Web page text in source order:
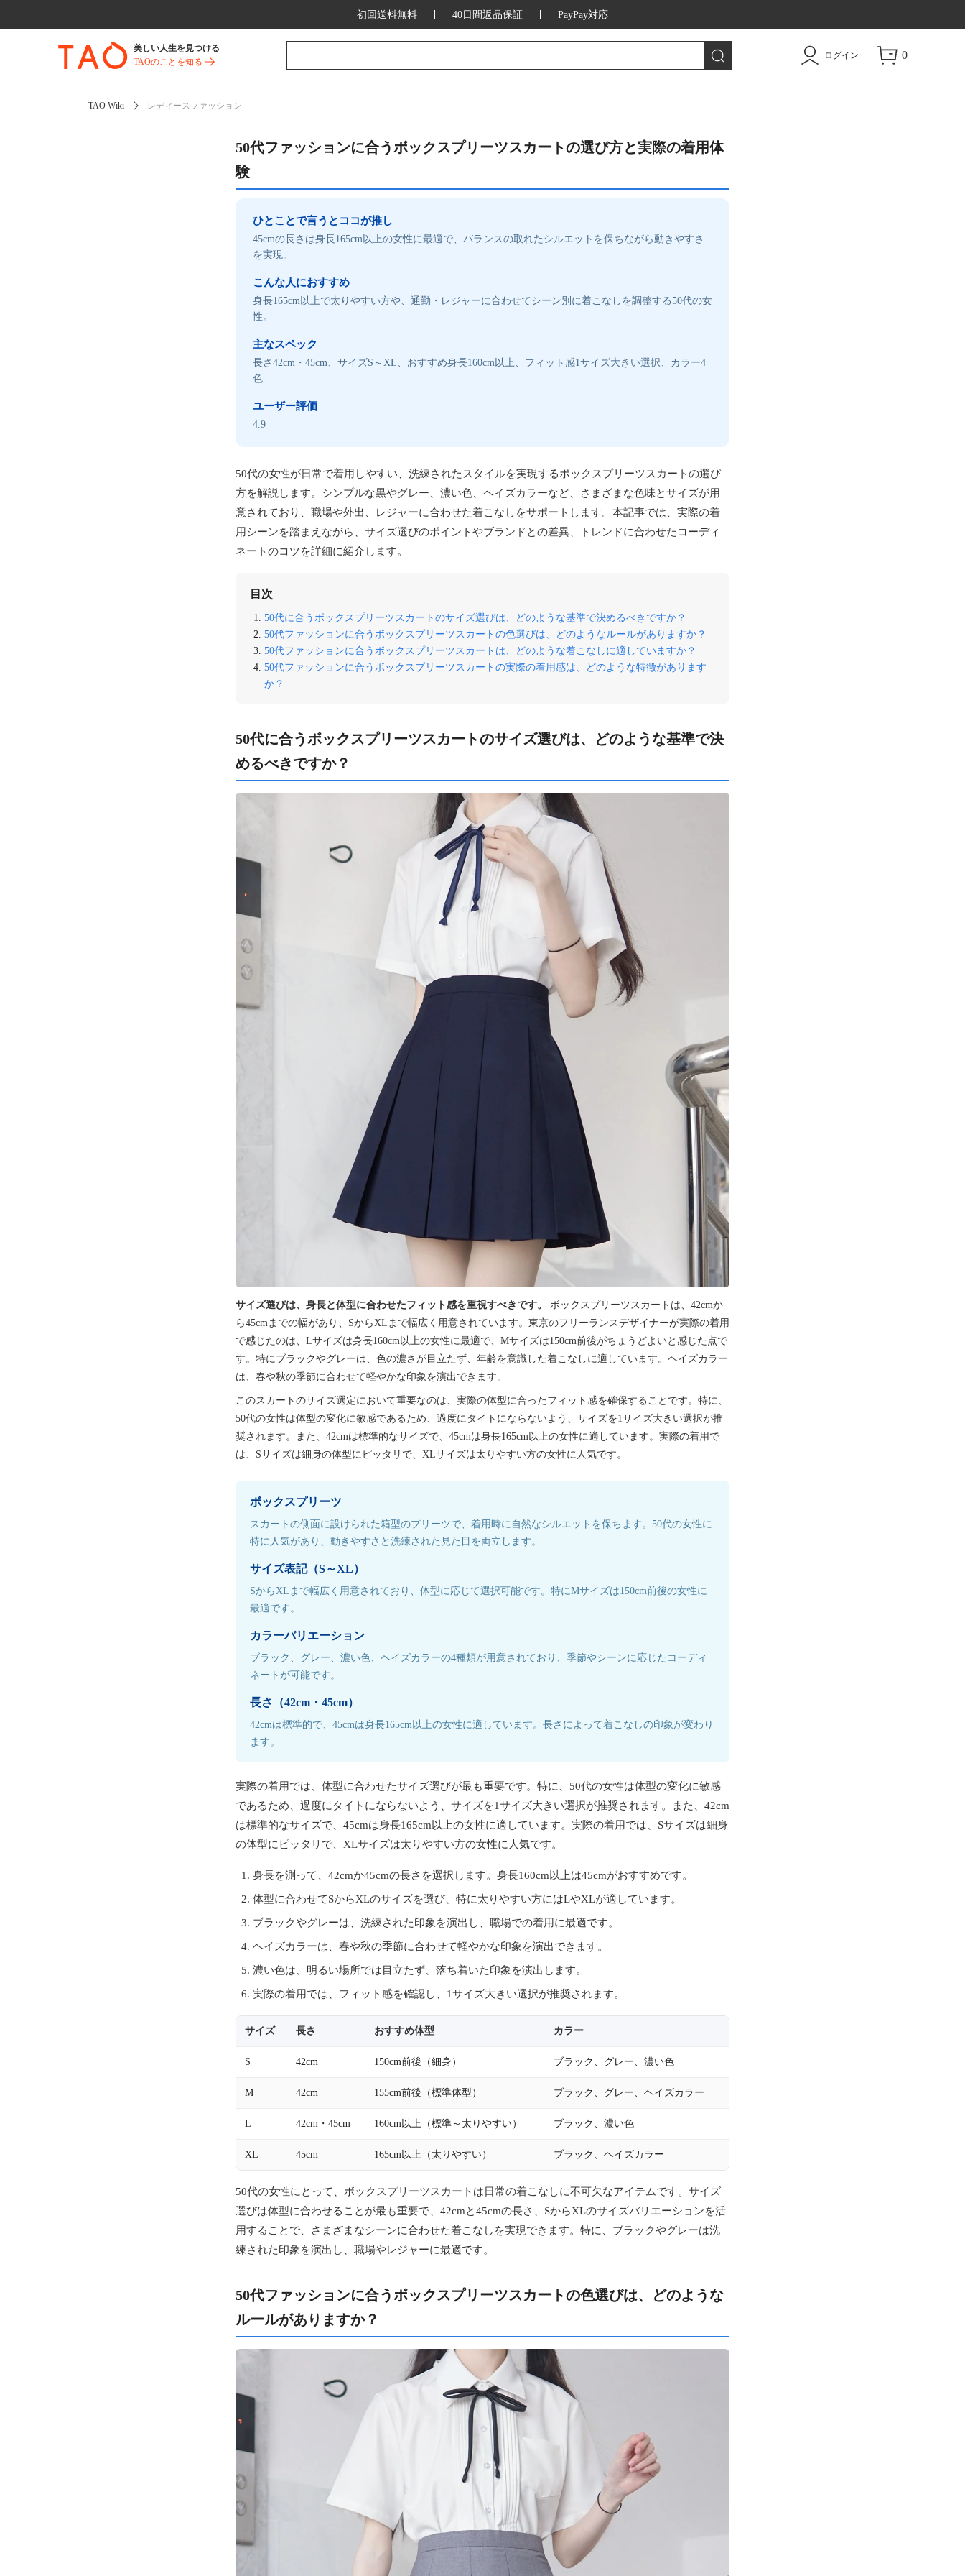
初回送料無料 40日間返品保証 PayPay対応
美しい人生を見つける
TAOのことを知る
ログイン 0
TAO Wiki レディースファッション
50代ファッションに合うボックスプリーツスカートの選び方と実際の着用体
験
ひとことで言うとココが推し
45cmの長さは身長165cm以上の女性に最適で、バランスの取れたシルエットを保ちながら動きやすさ
を実現。
こんな人におすすめ
身長165cm以上で太りやすい方や、通勤・レジャーに合わせてシーン別に着こなしを調整する50代の女
性。
主なスペック
長さ42cm・45cm、サイズS～XL、おすすめ身長160cm以上、フィット感1サイズ大きい選択、カラー4
色
ユーザー評価
4.9
50代の女性が日常で着用しやすい、洗練されたスタイルを実現するボックスプリーツスカートの選び
方を解説します。シンプルな黒やグレー、濃い色、ヘイズカラーなど、さまざまな色味とサイズが用
意されており、職場や外出、レジャーに合わせた着こなしをサポートします。本記事では、実際の着
用シーンを踏まえながら、サイズ選びのポイントやブランドとの差異、トレンドに合わせたコーディ
ネートのコツを詳細に紹介します。
目次
50代に合うボックスプリーツスカートのサイズ選びは、どのような基準で決めるべきですか？
50代ファッションに合うボックスプリーツスカートの色選びは、どのようなルールがありますか？
50代ファッションに合うボックスプリーツスカートは、どのような着こなしに適していますか？
50代ファッションに合うボックスプリーツスカートの実際の着用感は、どのような特徴があります
か？
50代に合うボックスプリーツスカートのサイズ選びは、どのような基準で決
めるべきですか？
サイズ選びは、身長と体型に合わせたフィット感を重視すべきです。
ボックスプリーツスカートは、42cmか
ら45cmまでの幅があり、SからXLまで幅広く用意されています。東京のフリーランスデザイナーが実際の着用
で感じたのは、Lサイズは身長160cm以上の女性に最適で、Mサイズは150cm前後がちょうどよいと感じた点で
す。特にブラックやグレーは、色の濃さが目立たず、年齢を意識した着こなしに適しています。ヘイズカラー
は、春や秋の季節に合わせて軽やかな印象を演出できます。
このスカートのサイズ選定において重要なのは、実際の体型に合ったフィット感を確保することです。特に、
50代の女性は体型の変化に敏感であるため、過度にタイトにならないよう、サイズを1サイズ大きい選択が推
奨されます。また、42cmは標準的なサイズで、45cmは身長165cm以上の女性に適しています。実際の着用で
は、Sサイズは細身の体型にピッタリで、XLサイズは太りやすい方の女性に人気です。
ボックスプリーツ
スカートの側面に設けられた箱型のプリーツで、着用時に自然なシルエットを保ちます。50代の女性に
特に人気があり、動きやすさと洗練された見た目を両立します。
サイズ表記（S～XL）
SからXLまで幅広く用意されており、体型に応じて選択可能です。特にMサイズは150cm前後の女性に
最適です。
カラーバリエーション
ブラック、グレー、濃い色、ヘイズカラーの4種類が用意されており、季節やシーンに応じたコーディ
ネートが可能です。
長さ（42cm・45cm）
42cmは標準的で、45cmは身長165cm以上の女性に適しています。長さによって着こなしの印象が変わり
ます。
実際の着用では、体型に合わせたサイズ選びが最も重要です。特に、50代の女性は体型の変化に敏感
であるため、過度にタイトにならないよう、サイズを1サイズ大きい選択が推奨されます。また、42cm
は標準的なサイズで、45cmは身長165cm以上の女性に適しています。実際の着用では、Sサイズは細身
の体型にピッタリで、XLサイズは太りやすい方の女性に人気です。
身長を測って、42cmか45cmの長さを選択します。身長160cm以上は45cmがおすすめです。
体型に合わせてSからXLのサイズを選び、特に太りやすい方にはLやXLが適しています。
ブラックやグレーは、洗練された印象を演出し、職場での着用に最適です。
ヘイズカラーは、春や秋の季節に合わせて軽やかな印象を演出できます。
濃い色は、明るい場所では目立たず、落ち着いた印象を演出します。
実際の着用では、フィット感を確認し、1サイズ大きい選択が推奨されます。
サイズ 長さ おすすめ体型 カラー
S 42cm 150cm前後（細身） ブラック、グレー、濃い色
M 42cm 155cm前後（標準体型） ブラック、グレー、ヘイズカラー
L 42cm・45cm 160cm以上（標準～太りやすい） ブラック、濃い色
XL 45cm 165cm以上（太りやすい） ブラック、ヘイズカラー
50代の女性にとって、ボックスプリーツスカートは日常の着こなしに不可欠なアイテムです。サイズ
選びは体型に合わせることが最も重要で、42cmと45cmの長さ、SからXLのサイズバリエーションを活
用することで、さまざまなシーンに合わせた着こなしを実現できます。特に、ブラックやグレーは洗
練された印象を演出し、職場やレジャーに最適です。
50代ファッションに合うボックスプリーツスカートの色選びは、どのような
ルールがありますか？